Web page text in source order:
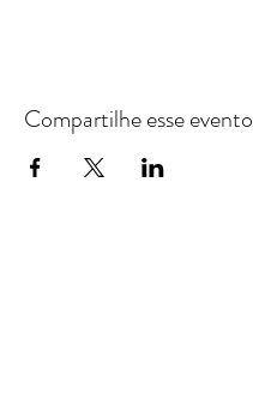
Compartilhe esse evento